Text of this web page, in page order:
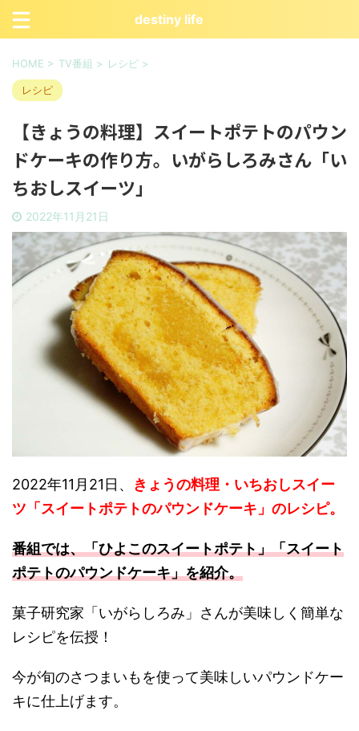
destiny life
HOME > TV番組 > レシピ >
レシピ
【きょうの料理】スイートポテトのパウン
ドケーキの作り方。いがらしろみさん「い
ちおしスイーツ」
2022年11月21日
2022年11月21日、 きょうの料理・いちおしスイー
ツ「スイートポテトのパウンドケーキ」のレシピ。
番組では、「ひよこのスイートポテト」「スイート
ポテトのパウンドケーキ」を紹介。
菓子研究家「いがらしろみ」さんが美味しく簡単な
レシピを伝授！
今が旬のさつまいもを使って美味しいパウンドケー
キに仕上げます。